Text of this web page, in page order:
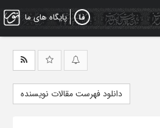
پایگاه های ما
دانلود فهرست مقالات نویسنده